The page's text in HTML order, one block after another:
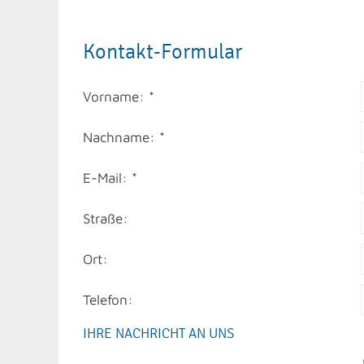
Kontakt-Formular
Vorname: *
Nachname: *
E-Mail: *
Straße:
Ort:
Telefon:
IHRE NACHRICHT AN UNS